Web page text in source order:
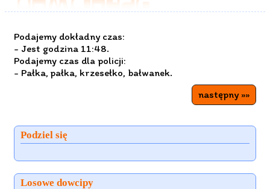
Podajemy dokładny czas:
- Jest godzina 11:48.
Podajemy czas dla policji:
- Pałka, pałka, krzesełko, bałwanek.
następny »»
Podziel się
Losowe dowcipy